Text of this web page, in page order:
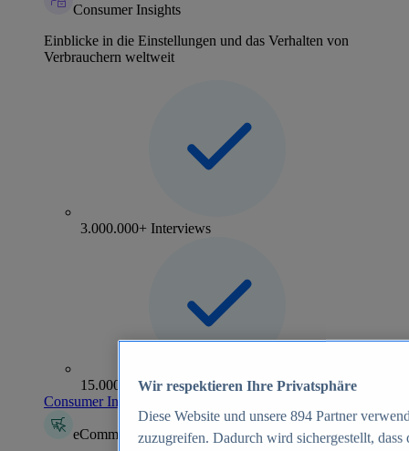
Consumer Insights
Einblicke in die Einstellungen und das Verhalten von
Verbrauchern weltweit
3.000.000+ Interviews
15.000+ Marken
Consumer Insights entdecken
eCommerce Insights
Wir respektieren Ihre Privatsphäre
Diese Website und unsere 894 Partner
zuzugreifen. Dadurch wird sichergestellt,